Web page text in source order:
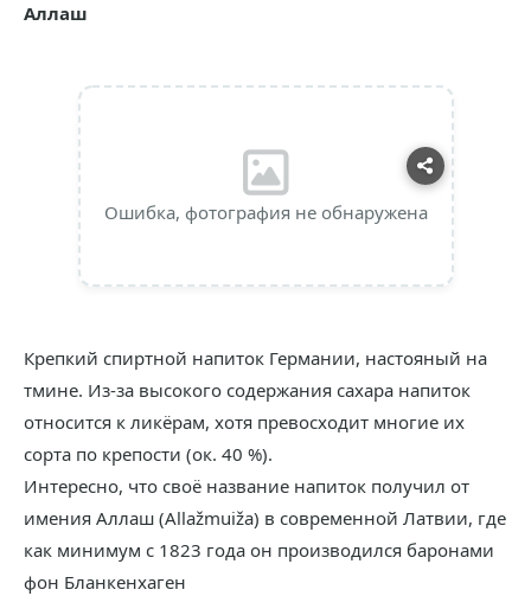
Аллаш
Ошибка, фотография не обнаружена
Крепкий спиртной напиток Германии, настояный на
тмине. Из-за высокого содержания сахара напиток
относится к ликёрам, хотя превосходит многие их
сорта по крепости (ок. 40 %).
Интересно, что своё название напиток получил от
имения Аллаш (Allažmuiža) в современной Латвии, где
как минимум с 1823 года он производился баронами
фон Бланкенхаген